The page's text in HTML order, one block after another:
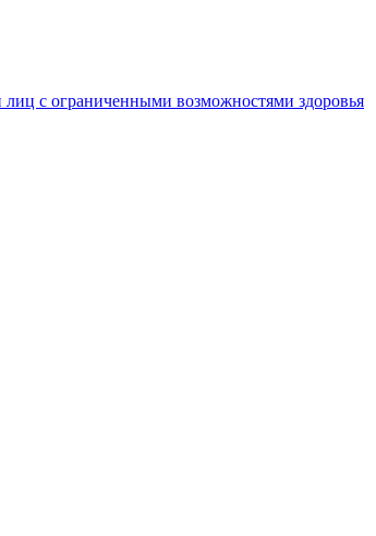
лиц с ограниченными возможностями здоровья